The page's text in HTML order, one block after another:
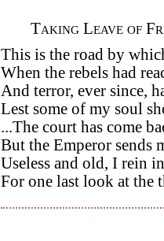
Taking Leave of
This is the road by
When the rebels had
And terror, ever since,
Lest some of my soul
...The court has come
But the Emperor sends
Useless and old, I rein
For one last look at the